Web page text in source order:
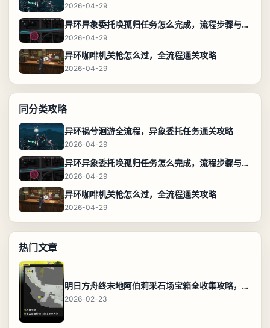
2026-04-29
异环异象委托唤孤归任务怎么完成，流程步骤与位置攻略
2026-04-29
异环咖啡机关枪怎么过，全流程通关攻略
2026-04-29
同分类攻略
异环祸兮洄游全流程，异象委托任务通关攻略
2026-04-29
异环异象委托唤孤归任务怎么完成，流程步骤与位置攻略
2026-04-29
异环咖啡机关枪怎么过，全流程通关攻略
2026-04-29
热门文章
明日方舟终末地阿伯莉采石场宝箱全收集攻略，全点位分布图与路线
2026-02-23